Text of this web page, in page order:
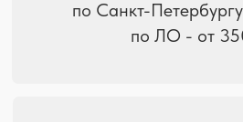
Услуги разгрузки и манипулятора
оплачиваются в отдельном порядке.